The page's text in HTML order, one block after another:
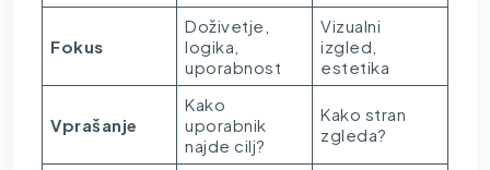
Fokus
Doživetje,
logika,
uporabnost
Vizualni
izgled,
estetika
Vprašanje
Kako
uporabnik
najde cilj?
Kako stran
zgleda?